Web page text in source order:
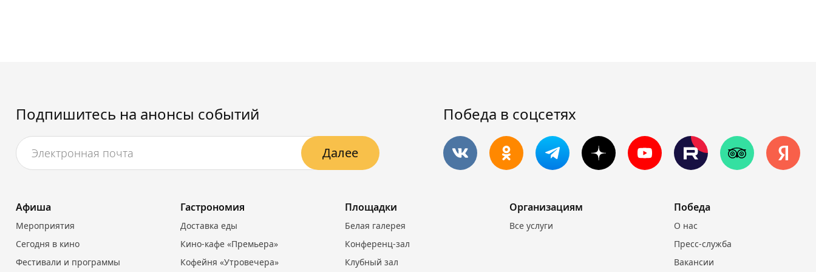
Подпишитесь на анонсы событий
Далее
Победа в соцсетях
Афиша
Мероприятия
Сегодня в кино
Фестивали и программы
Гастрономия
Доставка еды
Кино-кафе «Премьера»
Кофейня «Утровечера»
Площадки
Белая галерея
Конференц-зал
Клубный зал
Организациям
Все услуги
Победа
О нас
Пресс-служба
Вакансии